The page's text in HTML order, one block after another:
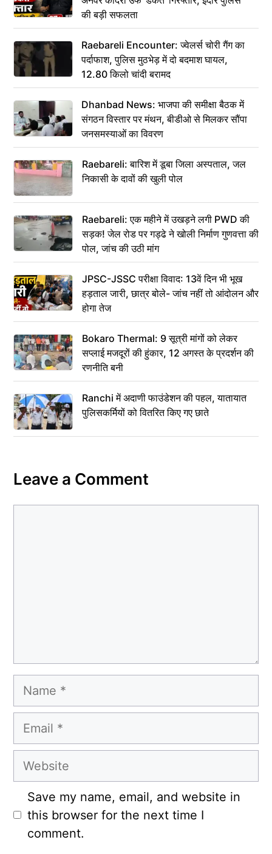
की बड़ी सफलता
Raebareli Encounter: ज्वेलर्स चोरी गैंग का
पर्दाफाश, पुलिस मुठभेड़ में दो बदमाश घायल,
12.80 किलो चांदी बरामद
Dhanbad News: भाजपा की समीक्षा बैठक में
संगठन विस्तार पर मंथन, बीडीओ से मिलकर सौंपा
जनसमस्याओं का विवरण
Raebareli: बारिश में डूबा जिला अस्पताल, जल
निकासी के दावों की खुली पोल
Raebareli: एक महीने में उखड़ने लगी PWD की
सड़क! जेल रोड पर गड्ढे ने खोली निर्माण गुणवत्ता की
पोल, जांच की उठी मांग
JPSC-JSSC परीक्षा विवाद: 13वें दिन भी भूख
हड़ताल जारी, छात्र बोले- जांच नहीं तो आंदोलन और
होगा तेज
Bokaro Thermal: 9 सूत्री मांगों को लेकर
सप्लाई मजदूरों की हुंकार, 12 अगस्त के प्रदर्शन की
रणनीति बनी
Ranchi में अदाणी फाउंडेशन की पहल, यातायात
पुलिसकर्मियों को वितरित किए गए छाते
Leave a Comment
Name
Email
Website
Save my name, email, and website in
this browser for the next time I
comment.